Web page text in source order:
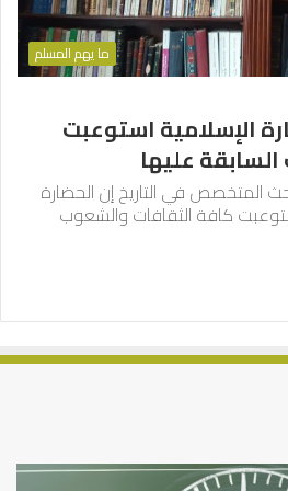
ما يهم المسلم
الإسلامية استوعبت
عليها
المتخصص في التاريخ إن الحضارة
كافة الثقافات والشعوب